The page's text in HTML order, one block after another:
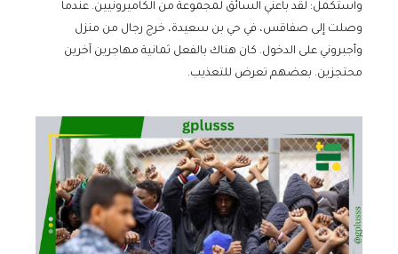
واستكمل: لقد باعني السائق لمجموعة من الكاميرونيين. عندما
وصلت إلى صفاقس، في حي بن سعيدة، خرج رجال من منزل
وأجبروني على الدخول. كان هناك بالفعل ثمانية مهاجرين آخرين
محتجزين. بعضهم تعرض للتعذيب.